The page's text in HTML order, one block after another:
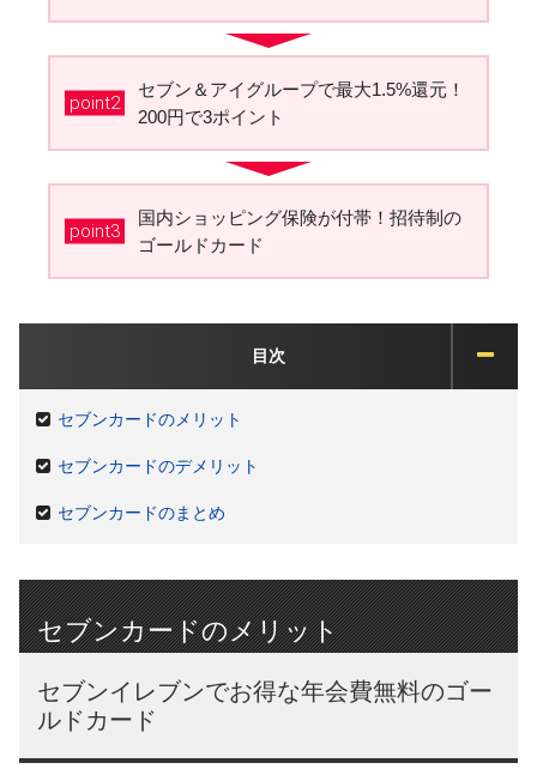
point2
セブン＆アイグループで最大1.5%還元！
200円で3ポイント
point3
国内ショッピング保険が付帯！招待制の
ゴールドカード
目次
セブンカードのメリット
セブンカードのデメリット
セブンカードのまとめ
セブンカードのメリット
セブンイレブンでお得な年会費無料のゴー
ルドカード